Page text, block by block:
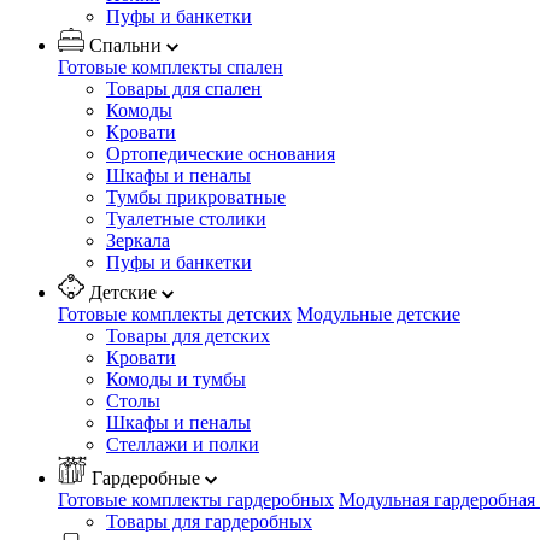
Пуфы и банкетки
Спальни
Готовые комплекты спален
Товары для спален
Комоды
Кровати
Ортопедические основания
Шкафы и пеналы
Тумбы прикроватные
Туалетные столики
Зеркала
Пуфы и банкетки
Детские
Готовые комплекты детских Модульные детские
Товары для детских
Кровати
Комоды и тумбы
Столы
Шкафы и пеналы
Стеллажи и полки
Гардеробные
Готовые комплекты гардеробных Модульная
Товары для гардеробных